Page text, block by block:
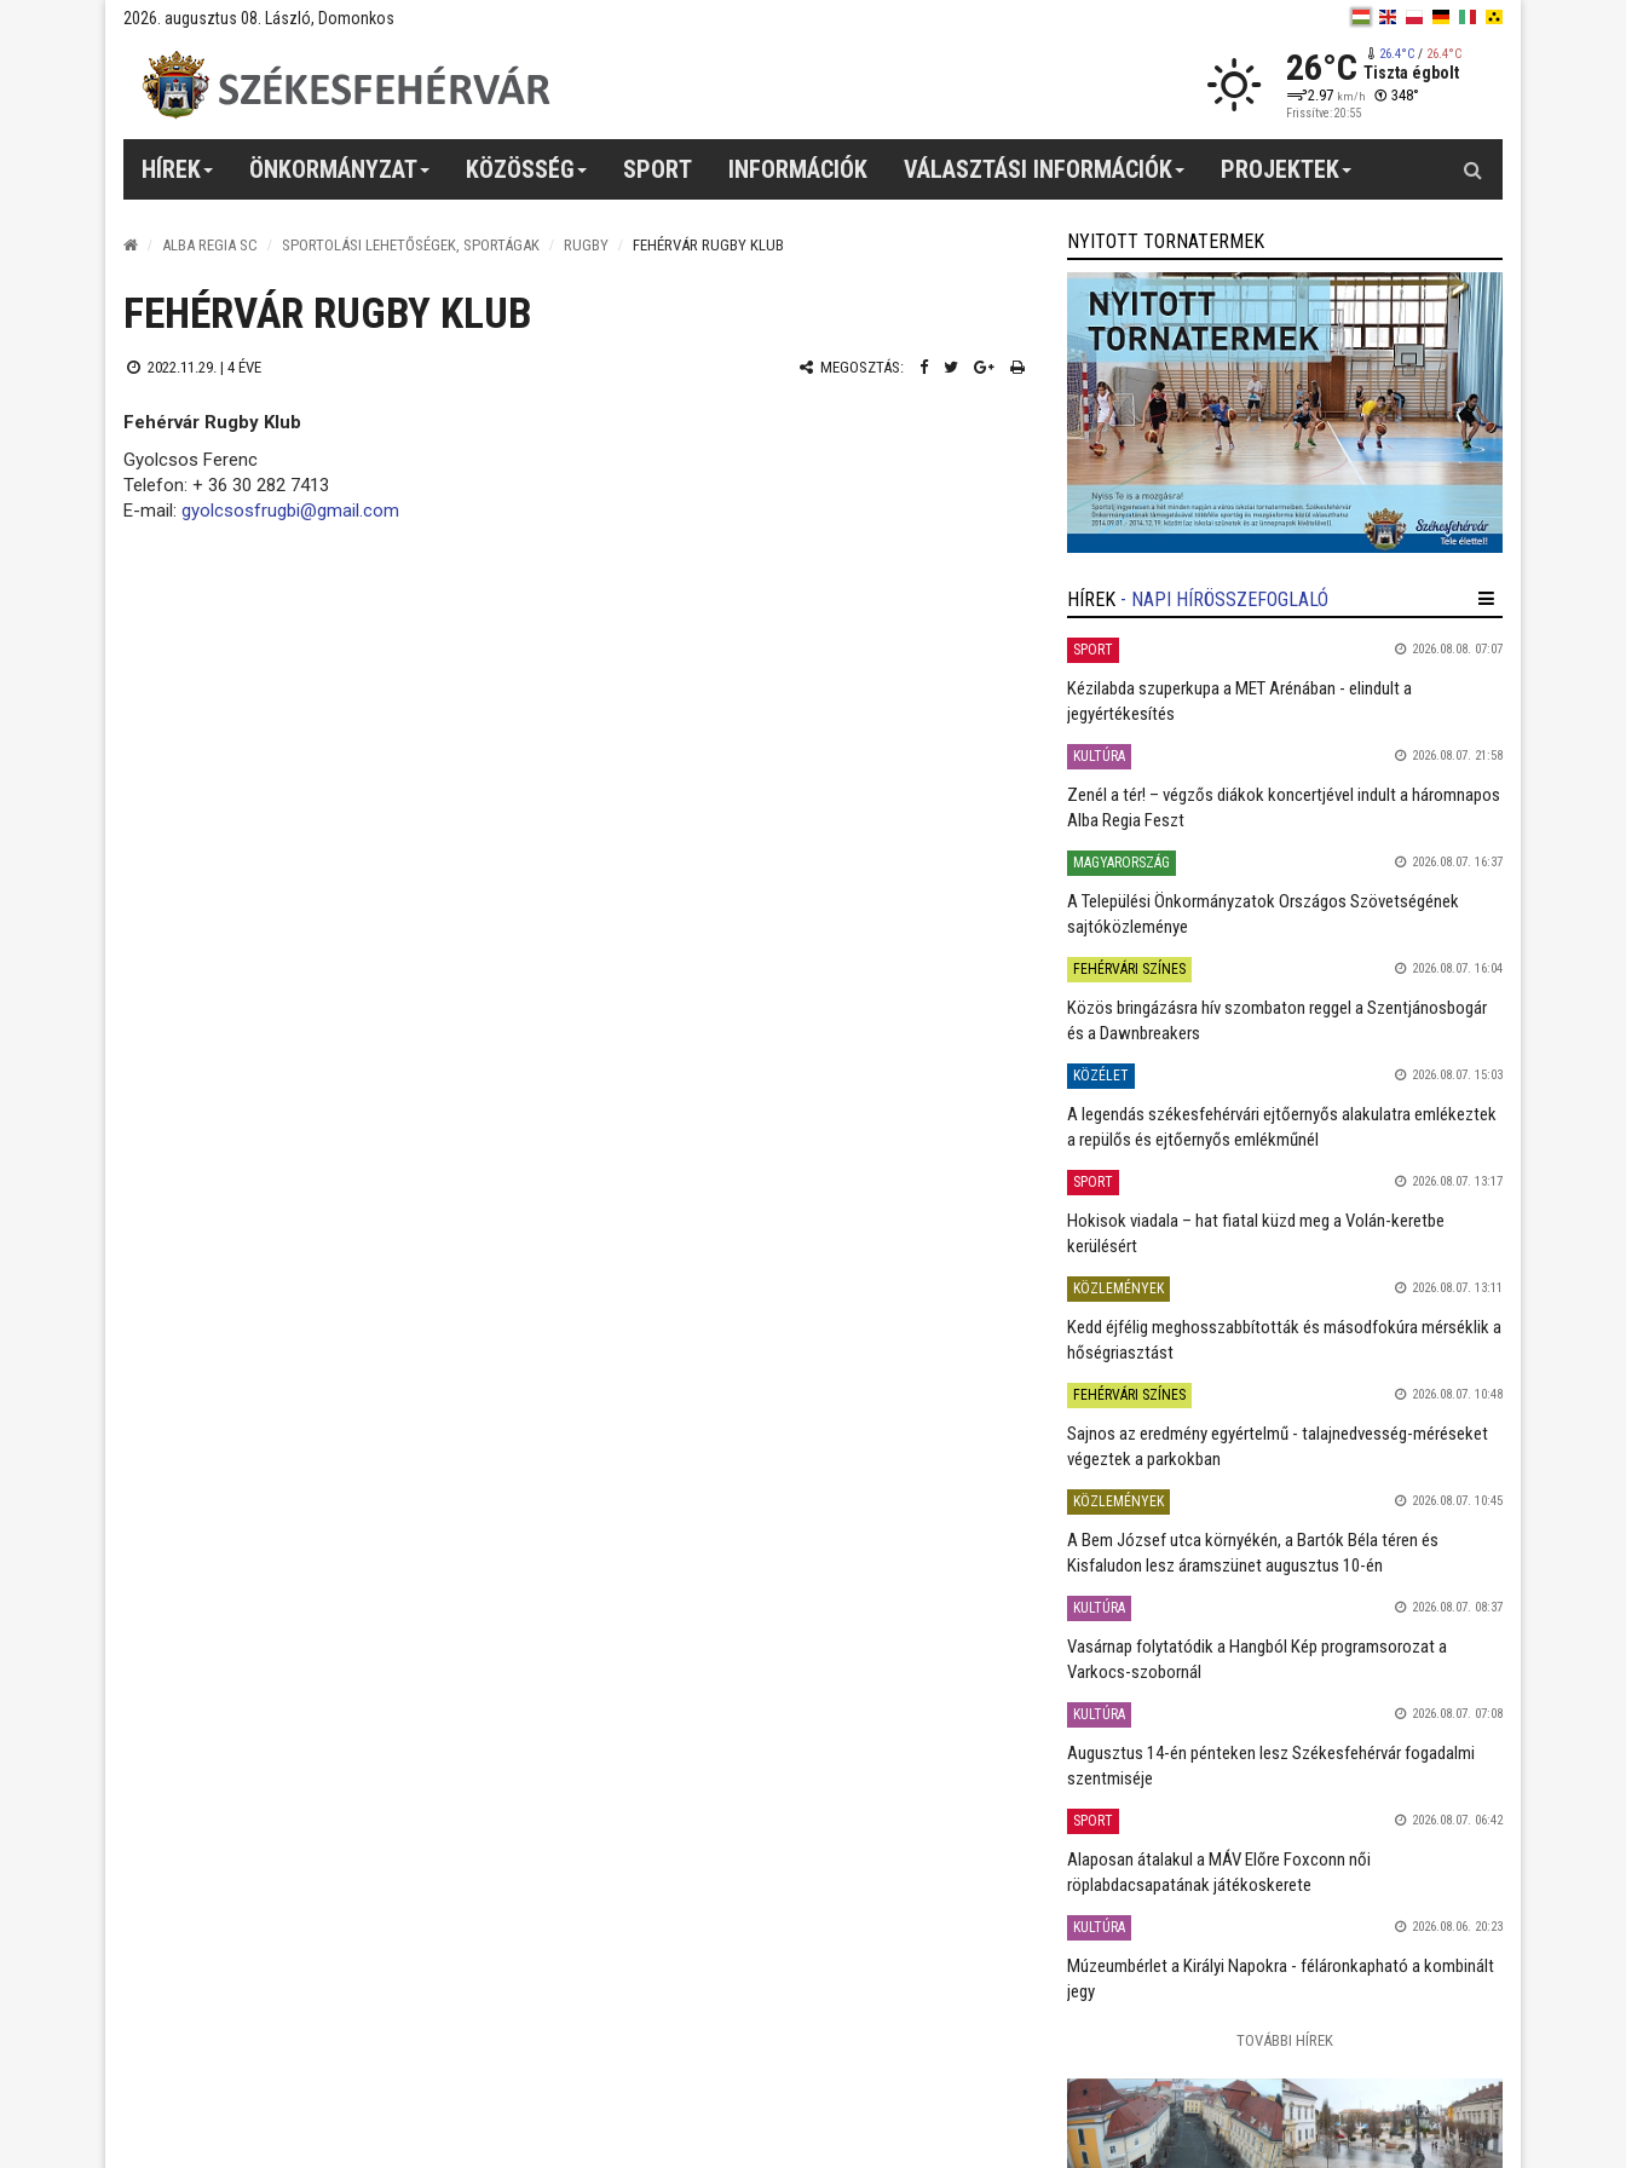
2026. augusztus 08. László, Domonkos
26°C 26.4°C/ 26.4°C
Tiszta égbolt
2.97 km/h 348°
Frissítve: 20:55
HÍREK ÖNKORMÁNYZAT KÖZÖSSÉG SPORT INFORMÁCIÓK VÁLASZTÁSI INFORMÁCIÓK PROJEKTEK
ALBA REGIA SC SPORTOLÁSI LEHETŐSÉGEK, SPORTÁGAK RUGBY FEHÉRVÁR RUGBY KLUB
FEHÉRVÁR RUGBY KLUB
2022.11.29. | 4 ÉVE MEGOSZTÁS:
Fehérvár Rugby Klub
Gyolcsos Ferenc
Telefon: + 36 30 282 7413
E-mail: gyolcsosfrugbi@gmail.com
NYITOTT TORNATERMEK
HÍREK - NAPI HÍRÖSSZEFOGLALÓ
SPORT 2026.08.08. 07:07
Kézilabda szuperkupa a MET Arénában - elindult a
jegyértékesítés
KULTÚRA 2026.08.07. 21:58
Zenél a tér! – végzős diákok koncertjével indult a háromnapos
Alba Regia Feszt
MAGYARORSZÁG 2026.08.07. 16:37
A Települési Önkormányzatok Országos Szövetségének
sajtóközleménye
FEHÉRVÁRI SZÍNES 2026.08.07. 16:04
Közös bringázásra hív szombaton reggel a Szentjánosbogár
és a Dawnbreakers
KÖZÉLET 2026.08.07. 15:03
A legendás székesfehérvári ejtőernyős alakulatra emlékeztek
a repülős és ejtőernyős emlékműnél
SPORT 2026.08.07. 13:17
Hokisok viadala – hat fiatal küzd meg a Volán-keretbe
kerülésért
KÖZLEMÉNYEK 2026.08.07. 13:11
Kedd éjfélig meghosszabbították és másodfokúra mérséklik a
hőségriasztást
FEHÉRVÁRI SZÍNES 2026.08.07. 10:48
Sajnos az eredmény egyértelmű - talajnedvesség-méréseket
végeztek a parkokban
KÖZLEMÉNYEK 2026.08.07. 10:45
A Bem József utca környékén, a Bartók Béla téren és
Kisfaludon lesz áramszünet augusztus 10-én
KULTÚRA 2026.08.07. 08:37
Vasárnap folytatódik a Hangból Kép programsorozat a
Varkocs-szobornál
KULTÚRA 2026.08.07. 07:08
Augusztus 14-én pénteken lesz Székesfehérvár fogadalmi
szentmiséje
SPORT 2026.08.07. 06:42
Alaposan átalakul a MÁV Előre Foxconn női
röplabdacsapatának játékoskerete
KULTÚRA 2026.08.06. 20:23
Múzeumbérlet a Királyi Napokra - féláronkapható a kombinált
jegy
TOVÁBBI HÍREK